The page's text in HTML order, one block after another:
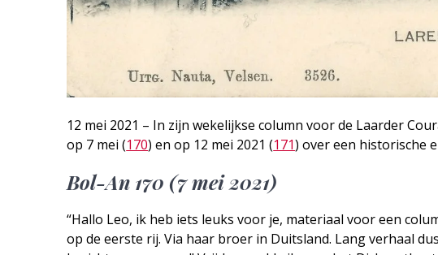
12 mei 2021 – In zijn wekelijkse column voor de Laarder
op 7 mei (170) en op 12 mei 2021 (171) over een historische
Bol-An 170 (7 mei 2021)
“Hallo Leo, ik heb iets leuks voor je, materiaal voor een
op de eerste rij. Via haar broer in Duitsland. Lang verhaal